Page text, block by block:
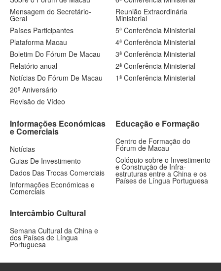
Mensagem do Secretário-
Geral
Países Participantes
Plataforma Macau
Boletim Do Fórum De Macau
Relatório anual
Notícias Do Fórum De Macau
20º Aniversário
Revisão de Vídeo
Reunião Extraordinária
Ministerial
5ª Conferência Ministerial
4ª Conferência Ministerial
3ª Conferência Ministerial
2ª Conferência Ministerial
1ª Conferência Ministerial
Informações Económicas
e Comerciais
Notícias
Guias De Investimento
Dados Das Trocas Comerciais
Informações Económicas e
Comerciais
Intercâmbio Cultural
Semana Cultural da China e
dos Países de Língua
Portuguesa
Educação e Formação
Centro de Formação do
Fórum de Macau
Colóquio sobre o Investimento
e Construção de Infra-
estruturas entre a China e os
Países de Língua Portuguesa